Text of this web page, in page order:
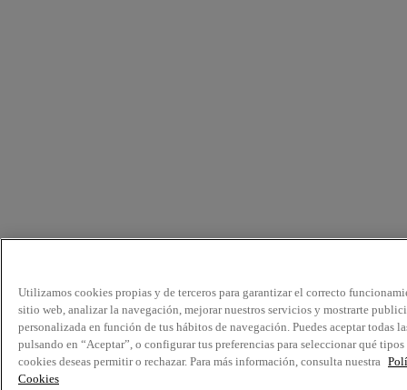
Utilizamos cookies propias y de terceros para garantizar el correcto
sitio web, analizar la navegación, mejorar nuestros servicios y mostrarte
personalizada en función de tus hábitos de navegación. Puedes aceptar todas
pulsando en “Aceptar”, o configurar tus preferencias para seleccionar qué tipos
cookies deseas permitir o rechazar. Para más información, consulta nuestra
Cookies